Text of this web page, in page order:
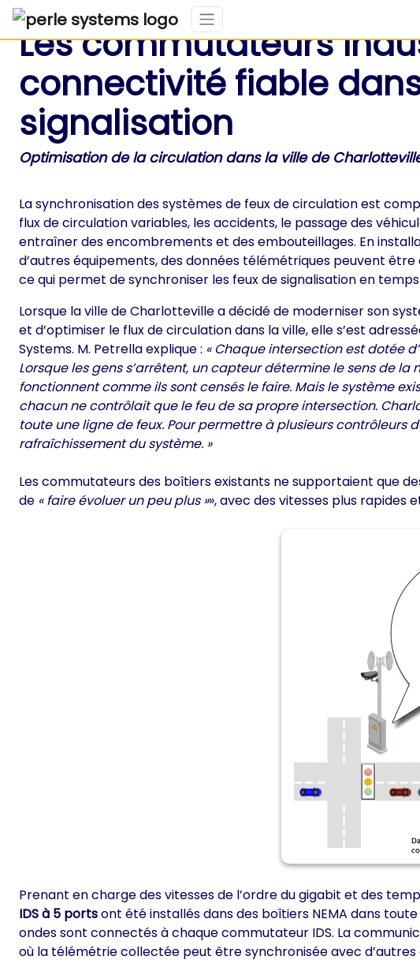
Les commutateurs
connectivité fiable
signalisation
Optimisation de la circulation dans la ville de
La synchronisation des systèmes de feux de circulation est
flux de circulation variables, les accidents, le passage des
entraîner des encombrements et des embouteillages. En
d’autres équipements, des données télémétriques peuvent
ce qui permet de synchroniser les feux de signalisation en
Lorsque la ville de Charlotteville a décidé de moderniser son
et d’optimiser le flux de circulation dans la ville, elle s’est
Systems. M. Petrella explique : « Chaque intersection est dotée
Lorsque les gens s’arrêtent, un capteur détermine le sens de
fonctionnent comme ils sont censés le faire. Mais le système
chacun ne contrôlait que le feu de sa propre intersection.
toute une ligne de feux. Pour permettre à plusieurs
rafraîchissement du système. »
Les commutateurs des boîtiers existants ne supportaient que
de « faire évoluer un peu plus »», avec des vitesses plus
Prenant en charge des vitesses de l’ordre du gigabit et des
IDS à 5 portsont été installés dans des boîtiers NEMA dans
ondes sont connectés à chaque commutateur IDS. La
où la télémétrie collectée peut être synchronisée avec d’autres